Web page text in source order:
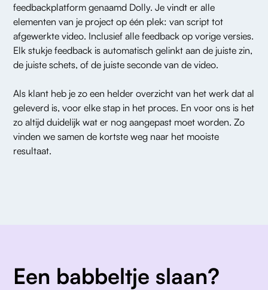
feedbackplatform genaamd Dolly. Je vindt er alle
elementen van je project op één plek: van script tot
afgewerkte video. Inclusief alle feedback op vorige versies.
Elk stukje feedback is automatisch gelinkt aan de juiste zin,
de juiste schets, of de juiste seconde van de video.
Als klant heb je zo een helder overzicht van het werk dat al
geleverd is, voor elke stap in het proces. En voor ons is het
zo altijd duidelijk wat er nog aangepast moet worden. Zo
vinden we samen de kortste weg naar het mooiste
resultaat.
Een babbeltje slaan?